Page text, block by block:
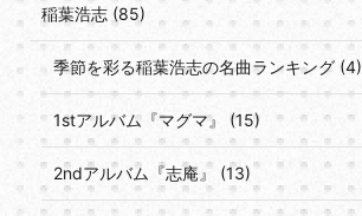
稲葉浩志 (85)
季節を彩る稲葉浩志の名曲ランキング (4)
1stアルバム『マグマ』 (15)
2ndアルバム『志庵』 (13)